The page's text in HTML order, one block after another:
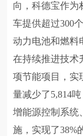
向，科德宝作为
车提供超过300
动力电池和燃料
在持续推进技术
项节能项目，实
量减少了5,814
增能源控制系统
施，实现了38%